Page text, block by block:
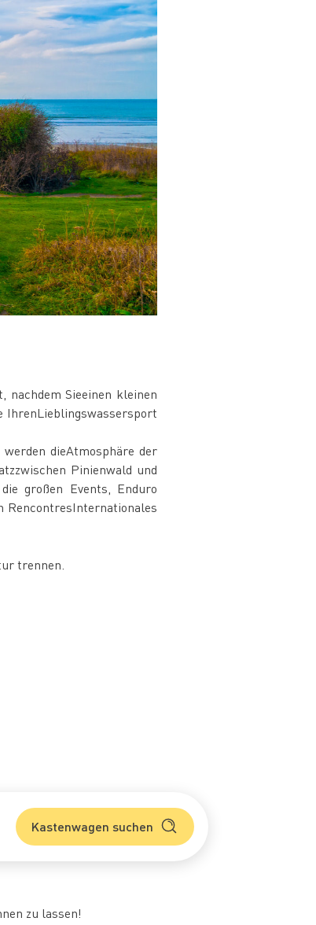
nachdem Sieeinen kleinen
IhrenLieblingswassersport
dieAtmosphäre der
Pinienwald und
großen Events, Enduro
RencontresInternationales
trennen.
Kastenwagen suchen
zu lassen!